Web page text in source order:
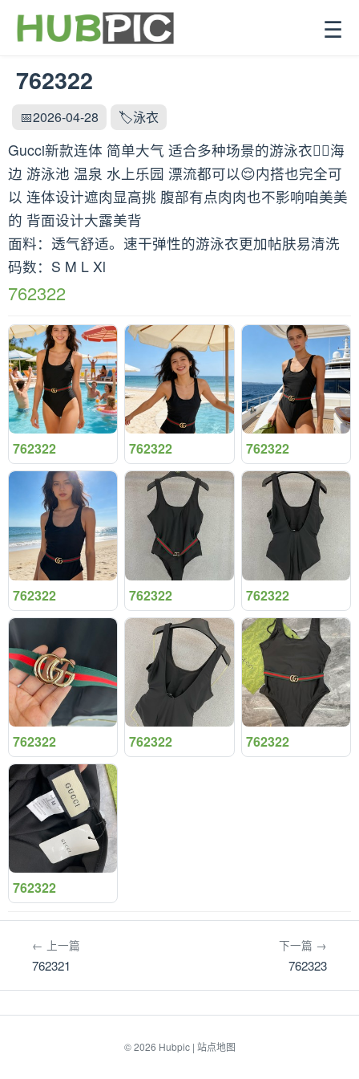
☰
762322
📅2026-04-28 🏷️泳衣
Gucci新款连体 简单大气 适合多种场景的游泳衣🏊‍♀️海
边 游泳池 温泉 水上乐园 漂流都可以😌内搭也完全可
以 连体设计遮肉显高挑 腹部有点肉肉也不影响咱美美
的 背面设计大露美背
面料：透气舒适。速干弹性的游泳衣更加帖肤易清洗
码数：S M L Xl
762322
762322 762322 762322
762322 762322 762322
762322 762322 762322
762322
← 上一篇
762321
下一篇 →
762323
© 2026 Hubpic| 站点地图